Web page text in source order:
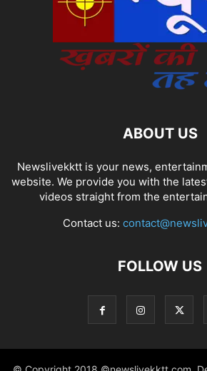
ABOUT US
Newslivekktt is your news,
website. We provide you with the
videos straight from the
Contact us:
FOLLOW US